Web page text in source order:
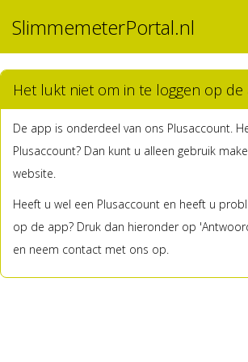
SlimmemeterPortal.nl
Het lukt niet om in te loggen op de
De app is onderdeel van ons Plusaccount.
Plusaccount? Dan kunt u alleen gebruik
website.
Heeft u wel een Plusaccount en heeft u
op de app? Druk dan hieronder op
en neem contact met ons op.